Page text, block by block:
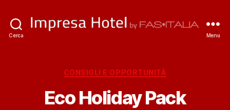
Cerca Menu
Categorie
CONSIGLI E OPPORTUNITÀ
Eco Holiday Pack